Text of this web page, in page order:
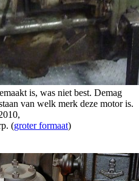
is, was niet best. Demag
van welk merk deze motor is.
(groter formaat)